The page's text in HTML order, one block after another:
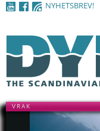
NYHETSBREV!
Hem
Tidningen
VRAK